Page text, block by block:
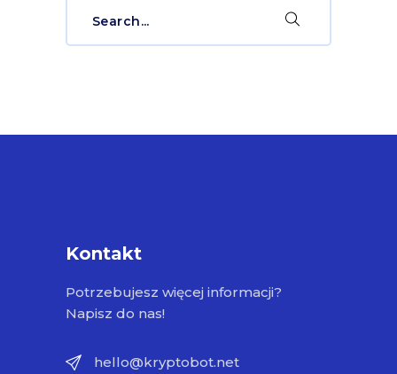
Kontakt
Potrzebujesz więcej informacji?
Napisz do nas!
hello@kryptobot.net